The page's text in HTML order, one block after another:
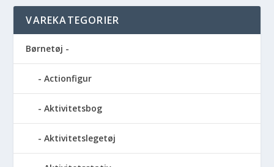
VAREKATEGORIER
Børnetøj -
Actionfigur
Aktivitetsbog
Aktivitetslegetøj